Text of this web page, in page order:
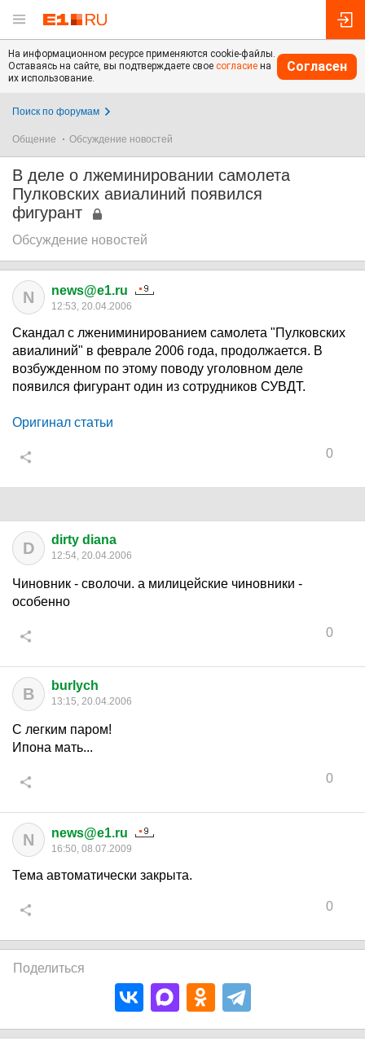
На информационном ресурсе применяются cookie-файлы.
Оставаясь на сайте, вы подтверждаете свое согласие на
их использование.
Согласен
Поиск по форумам
Общение Обсуждение новостей
В деле о лжеминировании самолета
Пулковских авиалиний появился
фигурант
Обсуждение новостей
N news@e1.ru
12:53, 20.04.2006
Скандал с лжениминированием самолета "Пулковских
авиалиний" в феврале 2006 года, продолжается. В
возбужденном по этому поводу уголовном деле
появился фигурант один из сотрудников СУВДТ.
Оригинал статьи
0
D dirty diana
12:54, 20.04.2006
Чиновник - сволочи. а милицейские чиновники -
особенно
0
B burlych
13:15, 20.04.2006
С легким паром!
Ипона мать...
0
N news@e1.ru
16:50, 08.07.2009
Тема автоматически закрыта.
0
Поделиться